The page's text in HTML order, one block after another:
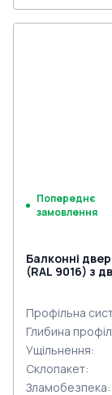
Попереднє
замовлення
Балконні
(RAL 9016) з
Профільна
Глибина
Ущільнення:
Склопакет:
Зламобезпека: